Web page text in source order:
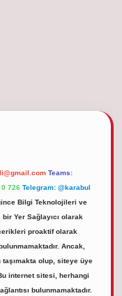
Teams:
726 Telegram: @karabul
Bilgi Teknolojileri ve
Yer Sağlayıcı olarak
proaktif olarak
Ancak,
olup, siteye üye
internet sitesi, herhangi
bulunmamaktadır.